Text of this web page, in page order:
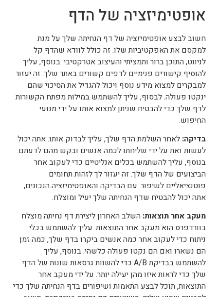
אופטימיזציה של הדף
חשוב לבצע אופטימיזציה של דף הנחיתה שלך על מנת
למקסם את האפקטיביות שלו. זה כולל לוודא שהדף קל
לניווט, התוכן ברור ותמציתי והעיצוב אטרקטיבי. בנוסף, עליך
להוסיף קישורים פנימיים לדפים קשורים באתר שלך. זה יעזור
למבקרים למצוא מידע נוסף ויכול להגדיל את הסיכוי שהם
ינקטו פעולה. לבסוף, עליך להשתמש במילות מפתח הקשורות
לדף שלך כדי להבטיח שניתן למצוא אותו על ידי מנועי
החיפוש.
בדיקה: לאחר השלמת הדף שלך, עליך לבדוק אותו. אתה יכול
לעשות זאת על ידי שליחתו לכמה אנשים ובקש מהם לדעתם.
בנוסף, עליך להשתמש בכלים אנליטיים כדי לעקוב אחר
הביצועים של הדף שלך. זה יעזור לך לזהות תחומים
פוטנציאליים לשיפור. עם הבדיקה והאופטימיזציה הנכונים,
אתה יכול להבטיח שדף הנחיתה שלך יעיל ומוצלח.
מעקב אחר תוצאות: השלב האחרון ליצירת דף נחיתה מוצלח
בוורדפרס הוא מעקב אחר התוצאות. עליך להשתמש בכלי
ניתוח כדי לעקוב אחר כמה אנשים ביקרו בדף שלך, כמה זמן
הם נשארו ואם הם נקטו פעולה כלשהי. בנוסף, עליך
להשתמש בבדיקת A/B כדי להשוות גרסאות שונות של הדף
שלך כדי לראות איזו מהן יעילה יותר. על ידי מעקב אחר
התוצאות, תוכל לבצע התאמות ושיפורים בדף הנחיתה שלך כדי